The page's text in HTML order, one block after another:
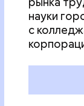
науки
с
Ребята
изучение